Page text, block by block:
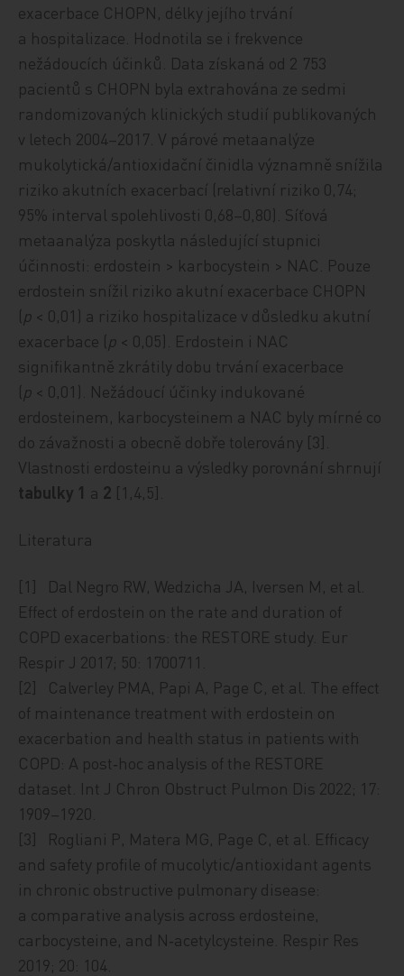
exacerbace CHOPN, délky jejího trvání
a hospitalizace. Hodnotila se i frekvence
nežádoucích účinků. Data získaná od 2 753
pacientů s CHOPN byla extrahována ze sedmi
randomizovaných klinických studií publikovaných
v letech 2004–2017. V párové metaanalýze
mukolytická/antioxidační činidla významně snížila
riziko akutních exacerbací (relativní riziko 0,74;
95% interval spolehlivosti 0,68–0,80). Síťová
metaanalýza poskytla následující stupnici
účinnosti: erdostein > karbocystein > NAC. Pouze
erdostein snížil riziko akutní exacerbace CHOPN
(p < 0,01) a riziko hospitalizace v důsledku akutní
exacerbace (p < 0,05). Erdostein i NAC
signifikantně zkrátily dobu trvání exacerbace
(p < 0,01). Nežádoucí účinky indukované
erdosteinem, karbocysteinem a NAC byly mírné co
do závažnosti a obecně dobře tolerovány [3].
Vlastnosti erdosteinu a výsledky porovnání shrnují
tabulky 1 a 2 [1,4,5].
Literatura
[1] Dal Negro RW, Wedzicha JA, Iversen M, et al.
Effect of erdostein on the rate and duration of
COPD exacerbations: the RESTORE study. Eur
Respir J 2017; 50: 1700711.
[2] Calverley PMA, Papi A, Page C, et al. The effect
of maintenance treatment with erdostein on
exacerbation and health status in patients with
COPD: A post‑hoc analysis of the RESTORE
dataset. Int J Chron Obstruct Pulmon Dis 2022; 17:
1909–1920.
[3] Rogliani P, Matera MG, Page C, et al. Efficacy
and safety profile of mucolytic/antioxidant agents
in chronic obstructive pulmonary disease:
a comparative analysis across erdosteine,
carbocysteine, and N‑acetylcysteine. Respir Res
2019; 20: 104.